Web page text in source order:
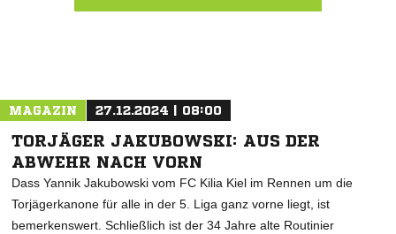
MAGAZIN 27.12.2024 | 08:00
TORJÄGER JAKUBOWSKI: AUS DER
ABWEHR NACH VORN
Dass Yannik Jakubowski vom FC Kilia Kiel im Rennen um die
Torjägerkanone für alle in der 5. Liga ganz vorne liegt, ist
bemerkenswert. Schließlich ist der 34 Jahre alte Routinier